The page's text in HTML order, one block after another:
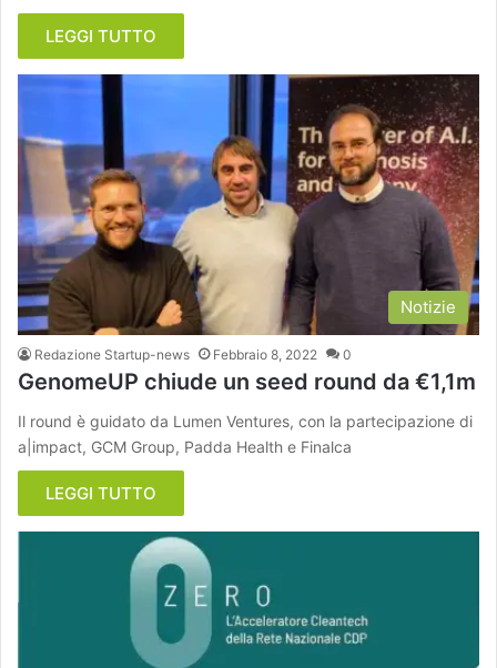
LEGGI TUTTO
Notizie
Redazione Startup-news Febbraio 8, 2022 0
GenomeUP chiude un seed round da €1,1m
Il round è guidato da Lumen Ventures, con la partecipazione di
a|impact, GCM Group, Padda Health e Finalca
LEGGI TUTTO